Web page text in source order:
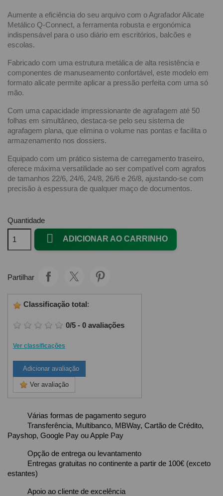
Aumente a eficiência do seu arquivo com o Agrafador Alicate
Metálico Q-Connect, a ferramenta robusta e ergonómica
indispensável para o uso diário em escritórios, balcões e
escolas.
Fabricado com uma estrutura metálica de alta resistência e
componentes de manuseamento confortável, este modelo em
formato alicate permite aplicar a pressão perfeita com uma só
mão.
Com uma capacidade impressionante de agrafagem até 50
folhas em simultâneo, destaca-se pelo seu sistema de
agrafagem plana, que elimina o volume nas pontas e facilita o
armazenamento nos dossiers.
Equipado com um prático sistema de carregamento traseiro,
oferece máxima versatilidade ao ser compatível com agrafos
de tamanhos 22/6, 24/6, 24/8, 26/6 e 26/8, ajustando-se com
precisão à espessura de qualquer maço de documentos.
Quantidade
 ADICIONAR AO CARRINHO
Partilhar
Classificação total:
0/5 - 0 avaliações
Ver classificações
Adicionar avaliação
Ver avaliação
Várias formas de pagamento seguro
Transferência, Multibanco, MBWay, Cartão de Crédito,
Payshop, Google Pay ou Apple Pay
Opção de entrega ou levantamento
Entregas gratuitas no continente a partir de 100€ (exceto
estantes)
Apoio ao cliente de excelência